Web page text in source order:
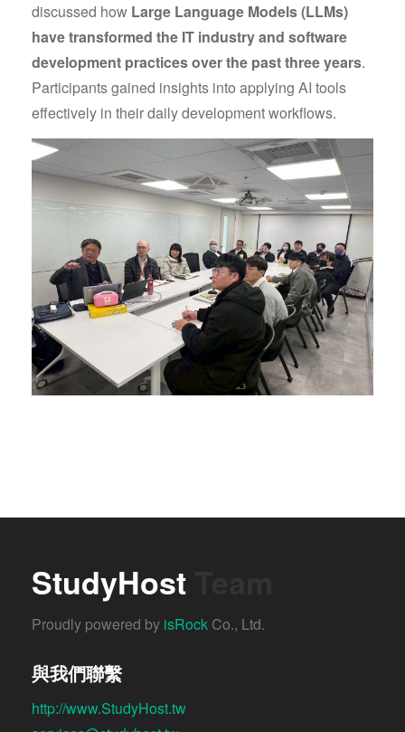
discussed how Large Language Models (LLMs)
have transformed the IT industry and software
development practices over the past three years.
Participants gained insights into applying AI tools
effectively in their daily development workflows.
StudyHost
Proudly powered by isRock Co., Ltd.
與我們聯繫
http://www.StudyHost.tw